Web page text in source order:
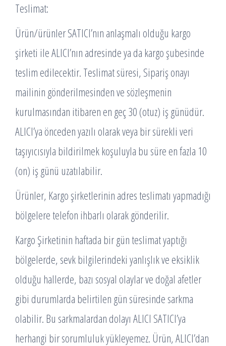
Teslimat:
Ürün/ürünler SATICI’nın anlaşmalı olduğu kargo
şirketi ile ALICI’nın adresinde ya da kargo şubesinde
teslim edilecektir. Teslimat süresi, Sipariş onayı
mailinin gönderilmesinden ve sözleşmenin
kurulmasından itibaren en geç 30 (otuz) iş günüdür.
ALICI’ya önceden yazılı olarak veya bir sürekli veri
taşıyıcısıyla bildirilmek koşuluyla bu süre en fazla 10
(on) iş günü uzatılabilir.
Ürünler, Kargo şirketlerinin adres teslimatı yapmadığı
bölgelere telefon ihbarlı olarak gönderilir.
Kargo Şirketinin haftada bir gün teslimat yaptığı
bölgelerde, sevk bilgilerindeki yanlışlık ve eksiklik
olduğu hallerde, bazı sosyal olaylar ve doğal afetler
gibi durumlarda belirtilen gün süresinde sarkma
olabilir. Bu sarkmalardan dolayı ALICI SATICI’ya
herhangi bir sorumluluk yükleyemez. Ürün, ALICI’dan